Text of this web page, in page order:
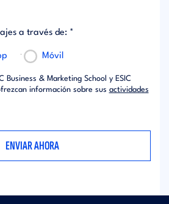
a través de: *
Móvil
Business & Marketing School y ESIC
información sobre sus actividades